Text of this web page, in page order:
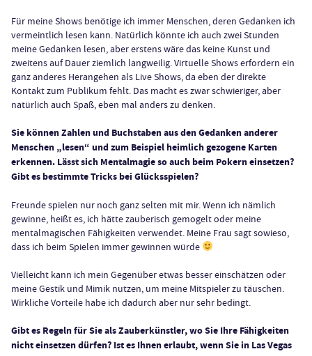
Für meine Shows benötige ich immer Menschen, deren Gedanken ich
vermeintlich lesen kann. Natürlich könnte ich auch zwei Stunden
meine Gedanken lesen, aber erstens wäre das keine Kunst und
zweitens auf Dauer ziemlich langweilig. Virtuelle Shows erfordern ein
ganz anderes Herangehen als Live Shows, da eben der direkte
Kontakt zum Publikum fehlt. Das macht es zwar schwieriger, aber
natürlich auch Spaß, eben mal anders zu denken.
Sie können Zahlen und Buchstaben aus den Gedanken anderer
Menschen „lesen“ und zum Beispiel heimlich gezogene Karten
erkennen. Lässt sich Mentalmagie so auch beim Pokern einsetzen?
Gibt es bestimmte Tricks bei Glücksspielen?
Freunde spielen nur noch ganz selten mit mir. Wenn ich nämlich
gewinne, heißt es, ich hätte zauberisch gemogelt oder meine
mentalmagischen Fähigkeiten verwendet. Meine Frau sagt sowieso,
dass ich beim Spielen immer gewinnen würde
Vielleicht kann ich mein Gegenüber etwas besser einschätzen oder
meine Gestik und Mimik nutzen, um meine Mitspieler zu täuschen.
Wirkliche Vorteile habe ich dadurch aber nur sehr bedingt.
Gibt es Regeln für Sie als Zauberkünstler, wo Sie Ihre Fähigkeiten
nicht einsetzen dürfen? Ist es Ihnen erlaubt, wenn Sie in Las Vegas